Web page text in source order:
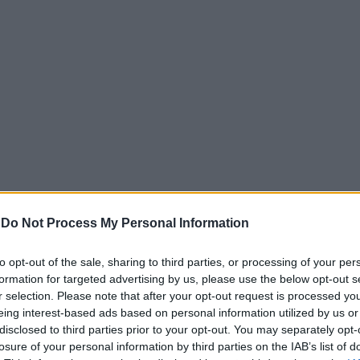
Do Not Process My Personal Information
opt-out of the sale, sharing to third parties, or processing of your
for targeted advertising by us, please use the below opt-out
selection. Please note that after your opt-out request is processed
interest-based ads based on personal information utilized by us
to third parties prior to your opt-out. You may separately
of your personal information by third parties on the IAB’s list of
έφοδο στον καταυλισμό των Ρομά μετά το
στην Πάτρα Ιταλούς μαθητές και
ανταλλαγής, δημιουργικότητας και συνεργασίας.